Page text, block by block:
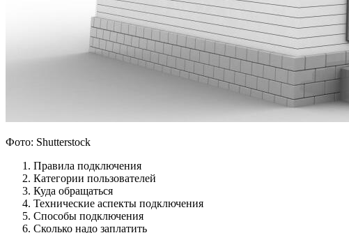
Фото: Shutterstock
Правила подключения
Категории пользователей
Куда обращаться
Технические аспекты подключения
Способы подключения
Сколько надо заплатить